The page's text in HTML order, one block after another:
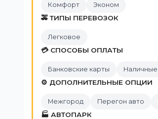
Комфорт Эконом
🚕 ТИПЫ ПЕРЕВОЗОК
Легковое
💳 СПОСОБЫ ОПЛАТЫ
Банковские карты Наличные
⚙️ ДОПОЛНИТЕЛЬНЫЕ ОПЦИИ
Межгород Перегон авто
🏭 АВТОПАРК